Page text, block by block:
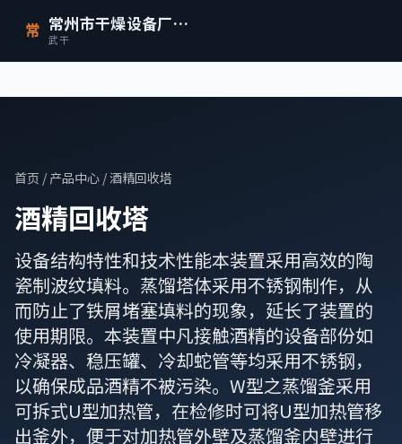
常 常州市干燥设备厂有限公司
武干
首页 / 产品中心 / 酒精回收塔
酒精回收塔
设备结构特性和技术性能本装置采用高效的陶
瓷制波纹填料。蒸馏塔体采用不锈钢制作，从
而防止了铁屑堵塞填料的现象，延长了装置的
使用期限。本装置中凡接触酒精的设备部份如
冷凝器、稳压罐、冷却蛇管等均采用不锈钢，
以确保成品酒精不被污染。W型之蒸馏釜采用
可拆式U型加热管，在检修时可将U型加热管移
出釜外，便于对加热管外壁及蒸馏釜内壁进行